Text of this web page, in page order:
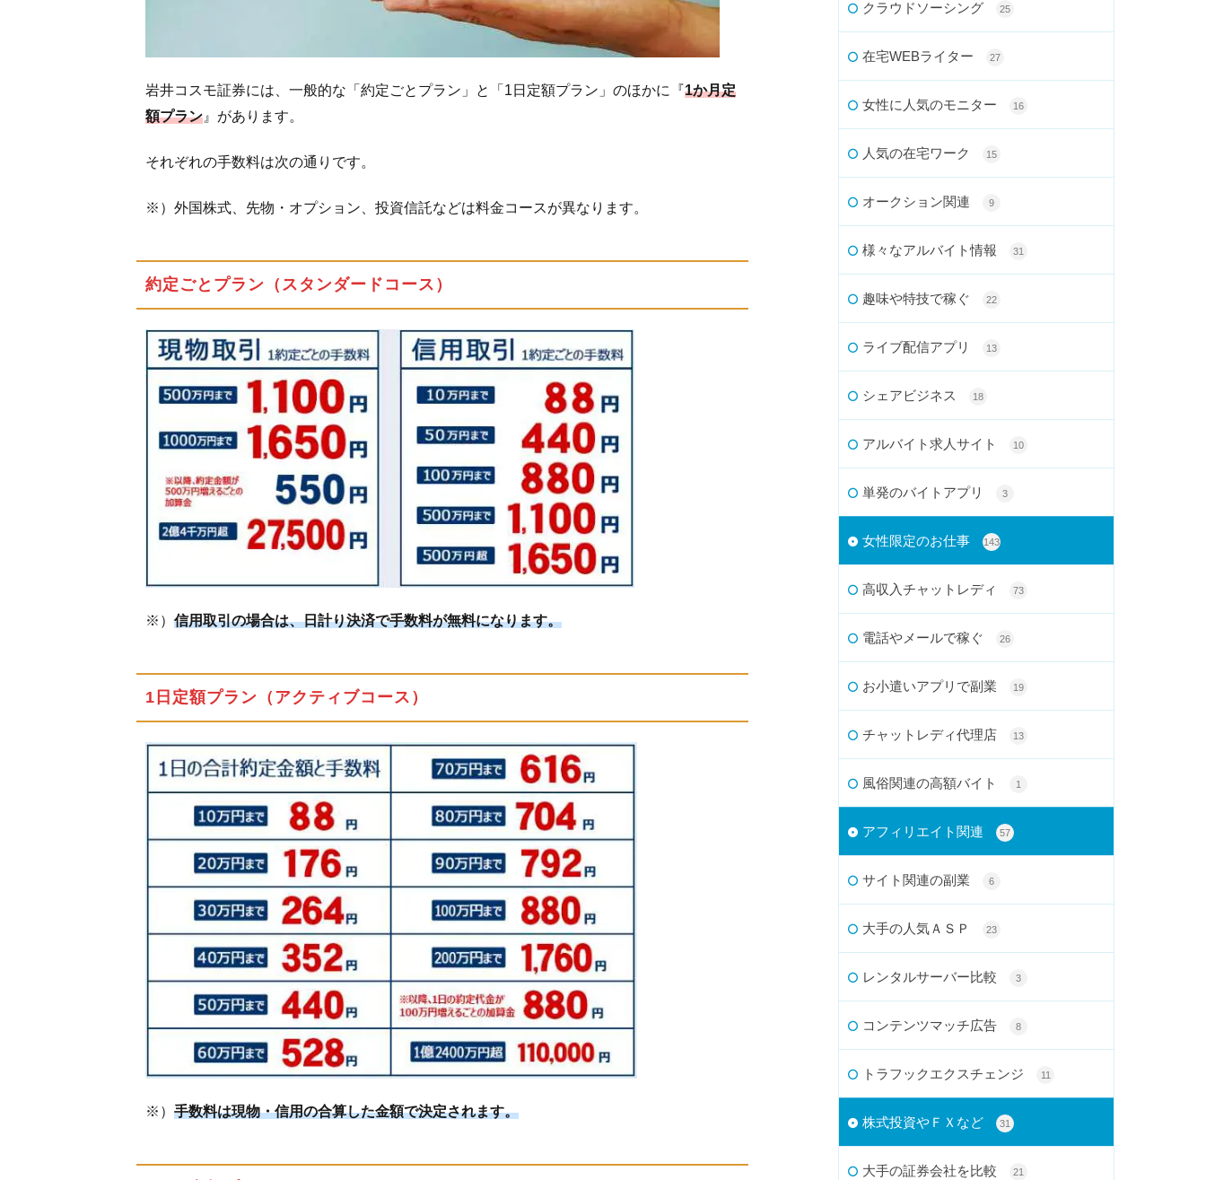
2.5
海外
の手
につ
3
主
扱
い
商
品
4
レ
ー
デ
ィ
グ
ー
5
岩
井
コ
ス
事
と
岩井コスモ証券には、一般的な「約定ごとプラン」と「1日定額プラン」のほかに『1か月定
額プラン 』があります。
それぞれの手数料は次の通りです。
※）外国株式、先物・オプション、投資信託などは料金コースが異なります。
約定ごとプラン（スタンダードコース）
※） 信用取引の場合は、日計り決済で手数料が無料になります。
1日定額プラン（アクティブコース）
※） 手数料は現物・信用の合算した金額で決定されます。
クラウドソーシング 25
在宅WEBライター 27
女性に人気のモニター 16
人気の在宅ワーク 15
オークション関連 9
様々なアルバイト情報 31
趣味や特技で稼ぐ 22
ライブ配信アプリ 13
シェアビジネス 18
アルバイト求人サイト 10
単発のバイトアプリ 3
女性限定のお仕事 143
高収入チャットレディ 73
電話やメールで稼ぐ 26
お小遣いアプリで副業 19
チャットレディ代理店 13
風俗関連の高額バイト 1
アフィリエイト関連 57
サイト関連の副業 6
大手の人気ＡＳＰ 23
レンタルサーバー比較 3
コンテンツマッチ広告 8
トラフックエクスチェンジ 11
株式投資やＦＸなど 31
大手の証券会社を比較 21